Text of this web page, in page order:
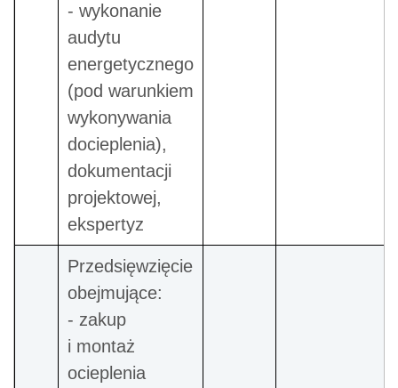
- wykonanie
audytu
energetycznego
(pod warunkiem
wykonywania
docieplenia),
dokumentacji
projektowej,
ekspertyz
Przedsięwzięcie
obejmujące:
- zakup
i montaż
ocieplenia